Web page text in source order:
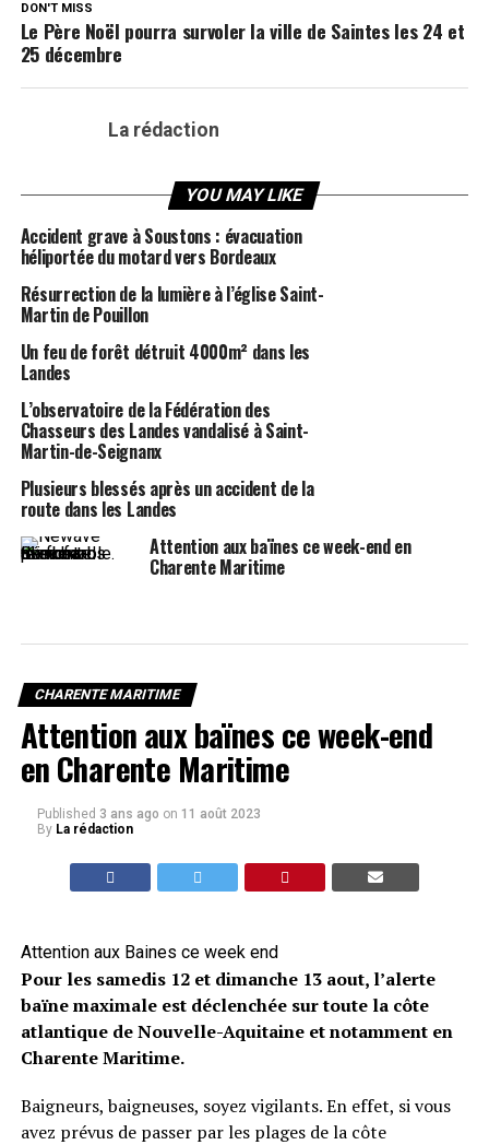
DON'T MISS
Le Père Noël pourra survoler la ville de Saintes les 24 et
25 décembre
La rédaction
YOU MAY LIKE
Accident grave à Soustons : évacuation
héliportée du motard vers Bordeaux
Résurrection de la lumière à l’église Saint-
Martin de Pouillon
Un feu de forêt détruit 4000m² dans les
Landes
L’observatoire de la Fédération des
Chasseurs des Landes vandalisé à Saint-
Martin-de-Seignanx
Plusieurs blessés après un accident de la
route dans les Landes
Attention aux baïnes ce week-end en
Charente Maritime
CHARENTE MARITIME
Attention aux baïnes ce week-end
en Charente Maritime
Published 3 ans ago on 11 août 2023
By La rédaction
Attention aux Baines ce week end
Pour les samedis 12 et dimanche 13 aout, l’alerte
baïne maximale est déclenchée sur toute la côte
atlantique de Nouvelle-Aquitaine et notamment en
Charente Maritime.
Baigneurs, baigneuses, soyez vigilants. En effet, si vous
avez prévus de passer par les plages de la côte